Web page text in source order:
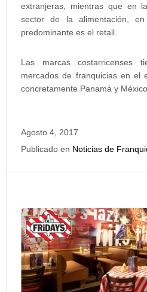
extranjeras, mientras que en
sector de la alimentación,
predominante es el retail.
Las marcas costarricenses
mercados de franquicias en el
concretamente Panamá y
Agosto 4, 2017
Publicado en Noticias de